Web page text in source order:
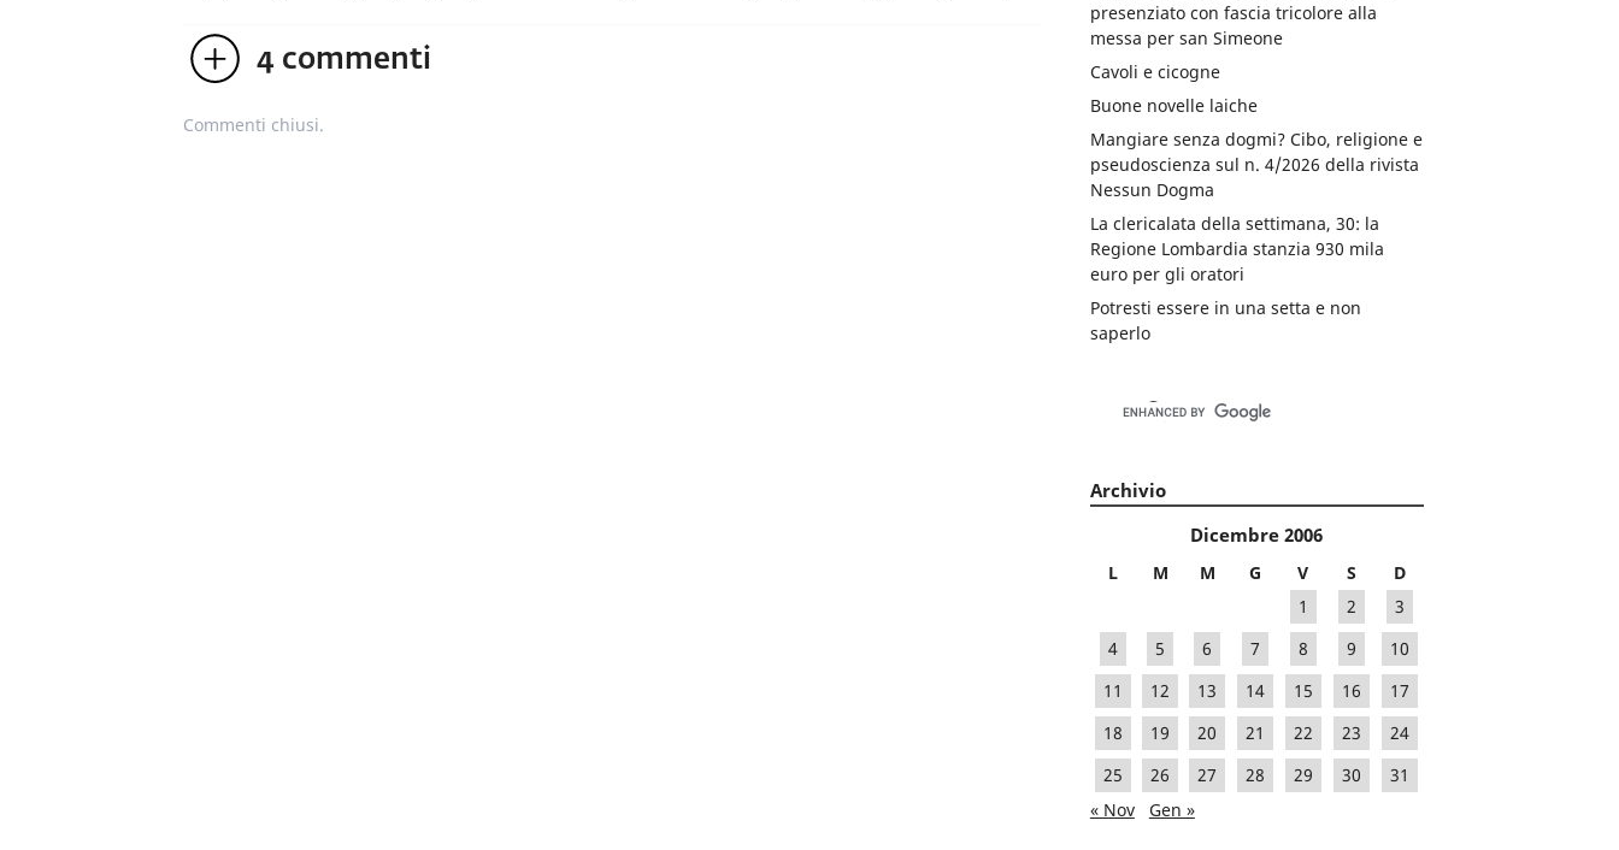
4 commenti
Commenti chiusi.
presenziato con fascia tricolore alla
messa per san Simeone
Cavoli e cicogne
Buone novelle laiche
Mangiare senza dogmi? Cibo, religione e
pseudoscienza sul n. 4/2026 della rivista
Nessun Dogma
La clericalata della settimana, 30: la
Regione Lombardia stanzia 930 mila
euro per gli oratori
Potresti essere in una setta e non
saperlo
Archivio
Dicembre 2006
L M M G V S
D
1
2
3
4
5 6 7 8 9
10
11
12 13 14 15 16
17
18
19 20 21 22 23
24
25
26 27 28 29 30
31
« Nov
Gen »